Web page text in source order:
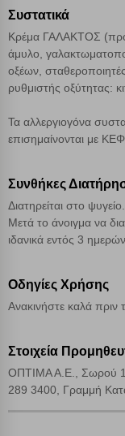
Συστατικά
Κρέμα ΓΑΛΑΚΤΟΣ
άμυλο,
οξέων,
ρυθμιστής οξύτητας:
Τα αλλεργιογόνα
επισημαίνονται με
Συνθήκες
Διατηρείται στο ψυγείο.
Μετά το άνοιγμα να
ιδανικά εντός 3 ημερών.
Οδηγίες Χρήσης
Ανακινήστε καλά πριν
Στοιχεία
ΟΠΤΙΜΑ Α.Ε., Σωρού
289 3400, Γραμμή